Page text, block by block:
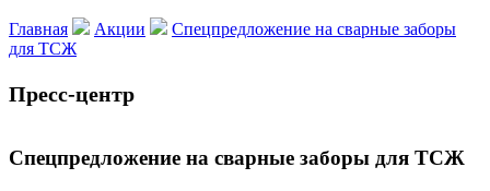
Главная Акции
Спецпредложение на сварные заборы
для ТСЖ
Пресс-центр
Спецпредложение на сварные заборы для ТСЖ